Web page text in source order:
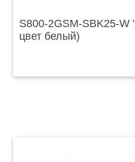
S800-2GSM-SBK25-
цвет белый)